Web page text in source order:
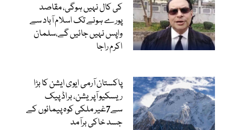
کی کال نہیں ہوگی، مقاصد
پورے ہونے تک اسلام آباد سے
واپس نہیں جائیں گے،سلمان
اکرم راجا
پاکستان آرمی ایوی ایشن کا بڑا
ریسکیو آپریشن، براڈ پیک
سے7غیر ملکی کوہ پیمائوں کے
جسد خاکی برآمد